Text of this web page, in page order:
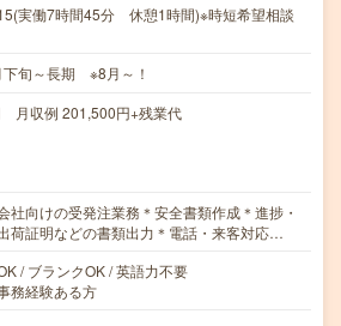
実働7時間45分 休憩1時間)※時短希望相談
旬～長期 ※8月～！
月収例 201,500円+残業代
社向けの受発注業務＊安全書類作成＊進捗・
荷証明などの書類出力＊電話・来客対応…
/ ブランクOK / 英語力不要
務経験ある方